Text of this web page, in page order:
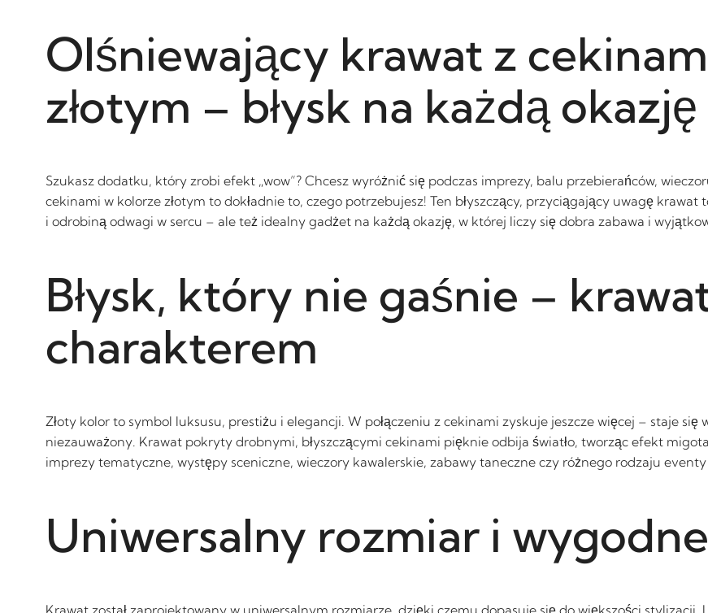
Olśniewający krawat z
złotym – błysk na każdą okazję
Szukasz dodatku, który zrobi efekt „wow”? Chcesz wyróżnić się podczas imprezy, balu przebierańców,
cekinami w kolorze złotym to dokładnie to, czego potrzebujesz! Ten błyszczący, przyciągający uwagę
i odrobiną odwagi w sercu – ale też idealny gadżet na każdą okazję, w której liczy się dobra zabawa i
Błysk, który nie gaśnie –
charakterem
Złoty kolor to symbol luksusu, prestiżu i elegancji. W połączeniu z cekinami zyskuje jeszcze więcej – staje
niezauważony. Krawat pokryty drobnymi, błyszczącymi cekinami pięknie odbija światło, tworząc efekt
imprezy tematyczne, występy sceniczne, wieczory kawalerskie, zabawy taneczne czy różnego rodzaju
Uniwersalny rozmiar i
Krawat został zaprojektowany w uniwersalnym rozmiarze, dzięki czemu dopasuje się do większości